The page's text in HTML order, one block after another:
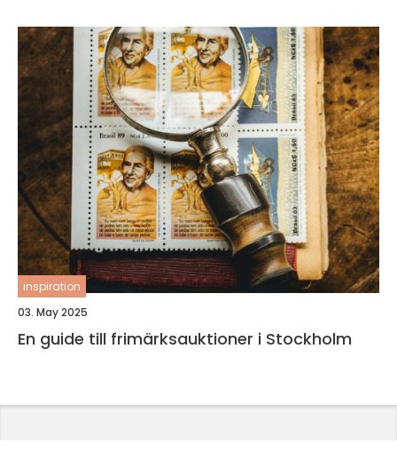
inspiration
03. May 2025
En guide till frimärksauktioner i Stockholm